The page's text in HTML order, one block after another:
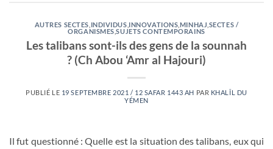
AUTRES SECTES INDIVIDUS INNOVATIONS MINHAJ SECTES /
ORGANISMES ,SUJETS CONTEMPORAINS
Les talibans sont-ils des gens de la sounnah
? (Ch Abou ‘Amr al Hajouri)
PUBLIÉ LE 19 SEPTEMBRE 2021 / 12 SAFAR 1443 AH PAR KHALÎL DU
YÉMEN
Il fut questionné : Quelle est la situation des talibans, eux qui